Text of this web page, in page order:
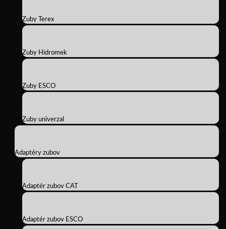
Zuby Terex
Zuby Hidromek
Zuby ESCO
Zuby univerzal
Adaptéry zubov
Adaptér zubov CAT
Adaptér zubov ESCO